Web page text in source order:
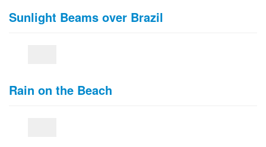
Sunlight Beams over Brazil
Rain on the Beach